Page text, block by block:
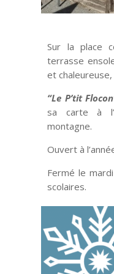
Sur la place
terrasse
et chaleureuse,
“Le P’tit
sa carte à
montagne.
Ouvert à
Fermé le
scolaires.